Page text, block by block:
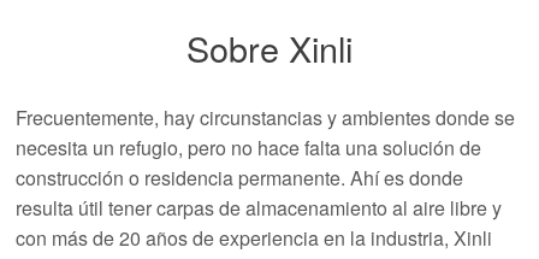
Sobre Xinli
Frecuentemente, hay circunstancias y ambientes donde se
necesita un refugio, pero no hace falta una solución de
construcción o residencia permanente. Ahí es donde
resulta útil tener carpas de almacenamiento al aire libre y
con más de 20 años de experiencia en la industria, Xinli